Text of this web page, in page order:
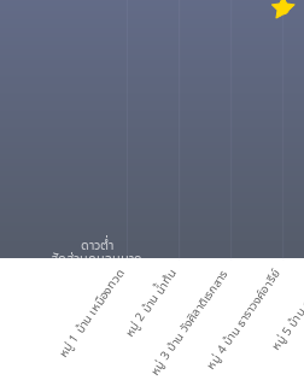
หมู่ 1 บ้าน เหมืองทวดหมู่ 2 บ้าน น้ำท้นหมู่ 3 บ้าน วังศิลาดิเรกสารหมู่ 4 บ้าน ธาราวงศ์อารีย์
หมู่ 5
ดาวต่ำ
สัดส่วนคนจนมาก